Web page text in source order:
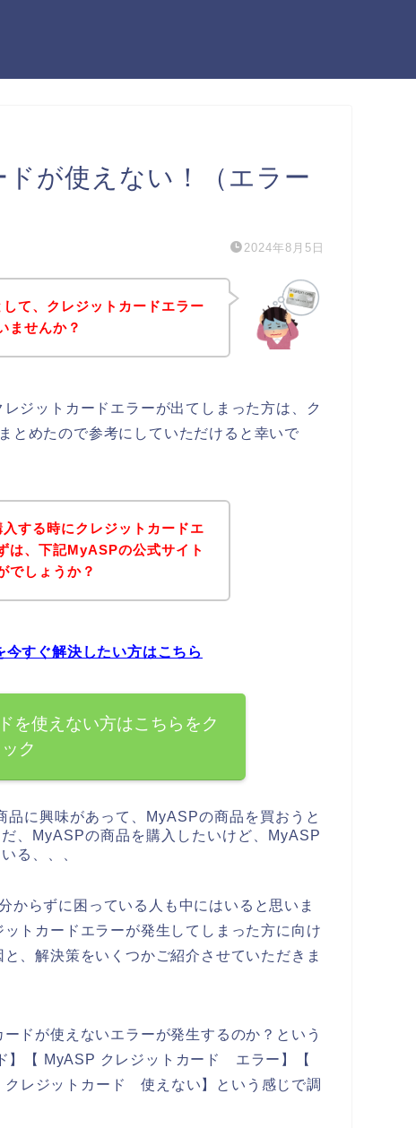
が使えない！（エラー
2024年8月5日
て、クレジットカードエラー
ませんか？
ジットカードエラーが出てしまった方は、ク
とめたので参考にしていただけると幸いで
する時にクレジットカードエ
は、下記MyASPの公式サイト
でしょうか？
すぐ解決したい方はこちら
を使えない方はこちらをク
ック
に興味があって、MyASPの商品を買おうと
、MyASPの商品を購入したいけど、MyASP
る、、、
からずに困っている人も中にはいると思いま
トカードエラーが発生してしまった方に向け
、解決策をいくつかご紹介させていただきま
ドが使えないエラーが発生するのか？という
】【 MyASP クレジットカード エラー】【
レジットカード 使えない】という感じで調